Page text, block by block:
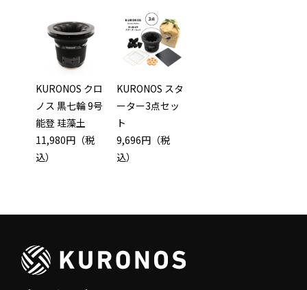
KURONOS クロ
ノス 黒七輪 9号
能登 珪藻土
11,980円（税
込）
KURONOS スタ
ーター3点セッ
ト
9,696円（税
込）